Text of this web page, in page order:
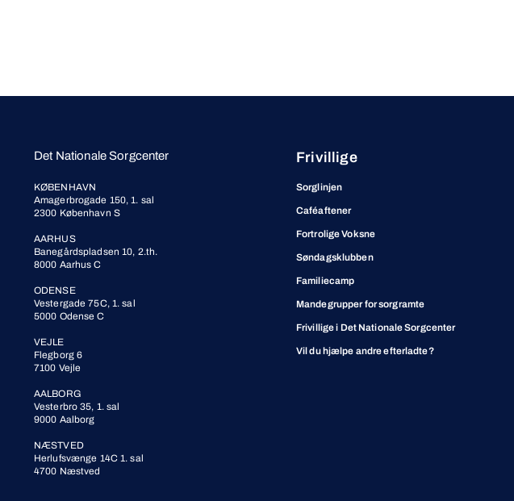
Det Nationale Sorgcenter
KØBENHAVN
Amagerbrogade 150, 1. sal
2300 København S
AARHUS
Banegårdspladsen 10, 2.th.
8000 Aarhus C
ODENSE
Vestergade 75C, 1. sal
5000 Odense C
VEJLE
Flegborg 6
7100 Vejle
AALBORG
Vesterbro 35, 1. sal
9000 Aalborg
NÆSTVED
Herlufsvænge 14C 1. sal
4700 Næstved
Frivillige
Sorglinjen
Caféaftener
Fortrolige Voksne
Søndagsklubben
Familiecamp
Mandegrupper for sorgramte
Frivillige i Det Nationale Sorgcenter
Vil du hjælpe andre efterladte?